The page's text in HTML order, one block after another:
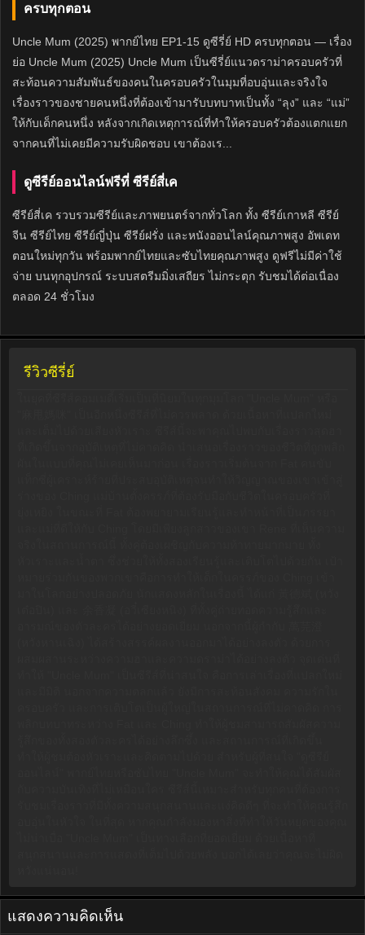
ครบทุกตอน
Uncle Mum (2025) พากย์ไทย EP1-15 ดูซีรี่ย์ HD ครบทุกตอน — เรื่อง
ย่อ Uncle Mum (2025) Uncle Mum เป็นซีรี่ย์แนวดราม่าครอบครัวที่
สะท้อนความสัมพันธ์ของคนในครอบครัวในมุมที่อบอุ่นและจริงใจ
เรื่องราวของชายคนหนึ่งที่ต้องเข้ามารับบทบาทเป็นทั้ง “ลุง” และ “แม่”
ให้กับเด็กคนหนึ่ง หลังจากเกิดเหตุการณ์ที่ทำให้ครอบครัวต้องแตกแยก
จากคนที่ไม่เคยมีความรับผิดชอบ เขาต้องเร...
ดูซีรีย์ออนไลน์ฟรีที่ ซีรีย์สี่เค
ซีรีย์สี่เค รวบรวมซีรีย์และภาพยนตร์จากทั่วโลก ทั้ง ซีรีย์เกาหลี ซีรีย์
จีน ซีรีย์ไทย ซีรีย์ญี่ปุ่น ซีรีย์ฝรั่ง และหนังออนไลน์คุณภาพสูง อัพเดท
ตอนใหม่ทุกวัน พร้อมพากย์ไทยและซับไทยคุณภาพสูง ดูฟรีไม่มีค่าใช้
จ่าย บนทุกอุปกรณ์ ระบบสตรีมมิ่งเสถียร ไม่กระตุก รับชมได้ต่อเนื่อง
ตลอด 24 ชั่วโมง
รีวิวซีรี่ย์
แสดงความคิดเห็น